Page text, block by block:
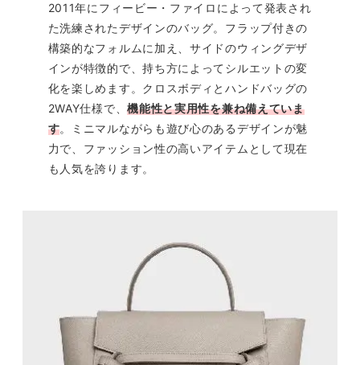
2011年にフィービー・ファイロによって発表され
た洗練されたデザインのバッグ。フラップ付きの
構築的なフォルムに加え、サイドのウィングデザ
インが特徴的で、持ち方によってシルエットの変
化を楽しめます。クロスボディとハンドバッグの
2WAY仕様で、機能性と実用性を兼ね備えていま
す。ミニマルながらも遊び心のあるデザインが魅
力で、ファッション性の高いアイテムとして現在
も人気を誇ります。